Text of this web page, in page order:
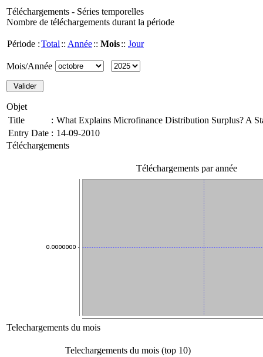
Téléchargements - Séries temporelles
Nombre de téléchargements durant la période
Période :Total :: Année:: Mois:: Jour
Mois/Année
Objet
Title
: What Explains Microfinance Distribution Surplus? A
Entry Date : 14-09-2010
Téléchargements
Téléchargements par année
Telechargements du mois
Telechargements du mois (top 10)